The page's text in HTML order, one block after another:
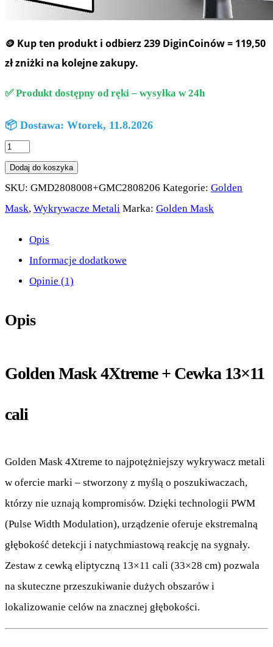
🪙 Kup ten produkt i odbierz239 DiginCoinów= 119,50
złzniżki na kolejne zakupy.
✅ Produkt dostępny od ręki – wysyłka w 24h
📦 Dostawa: Wtorek, 11.8.2026
ilość
Golden
Mask
4Xtreme
Dodaj do koszyka
SKU: GMD2808008+GMC2808206 Kategorie: Golden
Mask, Wykrywacze Metali Marka: Golden Mask
Opis
Informacje dodatkowe
Opinie (1)
Opis
Golden Mask 4Xtreme + Cewka 13×11
cali
Golden Mask 4Xtreme to najpotężniejszy wykrywacz metali
w ofercie marki – stworzony z myślą o poszukiwaczach,
którzy nie uznają kompromisów. Dzięki technologii PWM
(Pulse Width Modulation), urządzenie oferuje ekstremalną
głębokość detekcji i natychmiastową reakcję na sygnały.
Zestaw z cewką eliptyczną 13×11 cali (33×28 cm) pozwala
na skuteczne przeszukiwanie dużych obszarów i
lokalizowanie celów na znacznej głębokości.